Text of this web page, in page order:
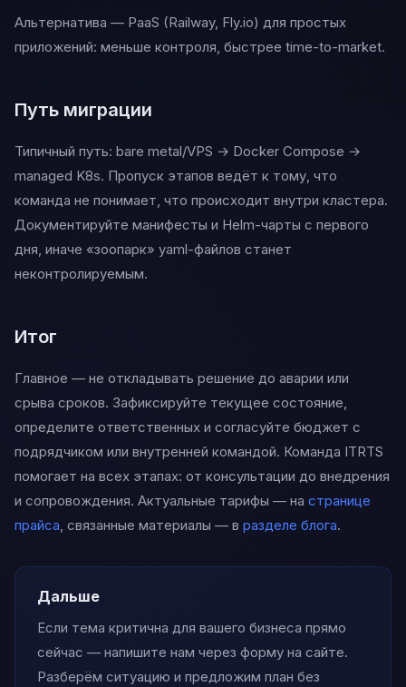
Альтернатива — PaaS (Railway, Fly.io) для простых
приложений: меньше контроля, быстрее time-to-market.
Путь миграции
Типичный путь: bare metal/VPS → Docker Compose →
managed K8s. Пропуск этапов ведёт к тому, что
команда не понимает, что происходит внутри кластера.
Документируйте манифесты и Helm-чарты с первого
дня, иначе «зоопарк» yaml-файлов станет
неконтролируемым.
Итог
Главное — не откладывать решение до аварии или
срыва сроков. Зафиксируйте текущее состояние,
определите ответственных и согласуйте бюджет с
подрядчиком или внутренней командой. Команда ITRTS
помогает на всех этапах: от консультации до внедрения
и сопровождения. Актуальные тарифы — на странице
прайса , связанные материалы — в разделе блога.
Дальше
Если тема критична для вашего бизнеса прямо
сейчас — напишите нам через форму на сайте.
Разберём ситуацию и предложим план без